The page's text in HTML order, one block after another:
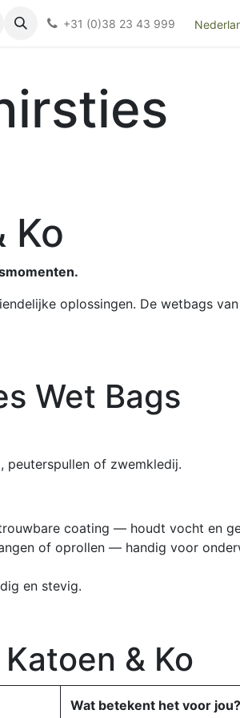
nacht- en kraamverband
+31 (0)38 23 43 999
Ko
oplossingen. De wetbags van
Wet Bags
of zwemkledij.
coating — houdt vocht en
of oprollen — handig voor
en stevig.
& Ko
Wat betekent het voor jou?